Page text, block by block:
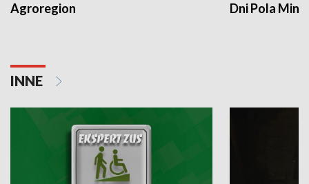
Agroregion Dni Pola
INNE